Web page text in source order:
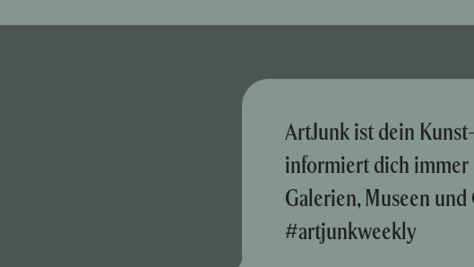
ArtJunk ist dein
informiert dich immer
Galerien, Museen
#artjunkweekly